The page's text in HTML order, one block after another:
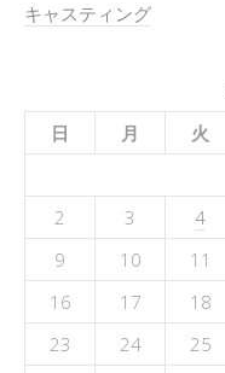
キャスティング
日
月 火
2
3 4
9
10 11
16
17 18
23
24 25